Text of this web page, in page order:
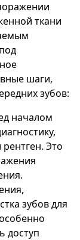
ткани
шаги,
зубов:
началом
Это
зубов для
доступ